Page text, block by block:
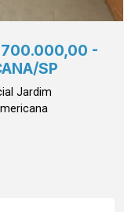
700.000,00 -
SP
Jardim